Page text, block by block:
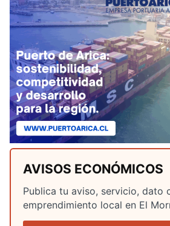
AVISOS ECONÓMICOS
Publica tu aviso, servicio, dato
emprendimiento local en El